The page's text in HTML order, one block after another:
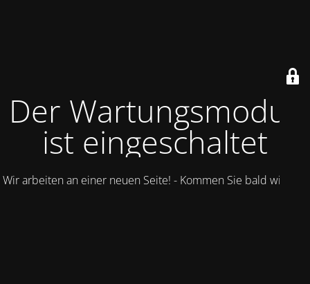
Der Wartungsmodus
ist eingeschaltet
Wir arbeiten an einer neuen Seite! - Kommen Sie bald wieder.